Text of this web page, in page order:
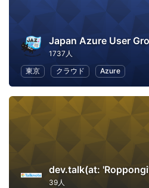
Japan Azure User
1737人
東京
クラウド Azure
dev.talk(at:
39人